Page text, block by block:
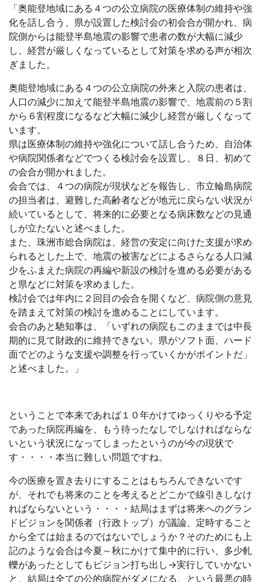
「奥能登地域にある４つの公立病院の医療体制の維持や強
化を話し合う、県が設置した検討会の初会合が開かれ、病
院側からは能登半島地震の影響で患者の数が大幅に減少
し、経営が厳しくなっているとして対策を求める声が相次
ぎました。
奥能登地域にある４つの公立病院の外来と入院の患者は、
人口の減少に加えて能登半島地震の影響で、地震前の５割
から６割程度になるなど大幅に減少し経営が厳しくなって
います。
県は医療体制の維持や強化について話し合うため、自治体
や病院関係者などでつくる検討会を設置し、８日、初めて
の会合が開かれました。
会合では、４つの病院が現状などを報告し、市立輪島病院
の担当者は、避難した高齢者などが地元に戻らない状況が
続いているとして、将来的に必要となる病床数などの見通
しが立たないと述べました。
また、珠洲市総合病院は、経営の安定に向けた支援が求め
られるとした上で、地震の被害などによるさらなる人口減
少をふまえた病院の再編や新設の検討を進める必要がある
と県などに対策を求めました。
検討会では年内に２回目の会合を開くなど、病院側の意見
を踏まえて対策の検討を進めることにしています。
会合のあと馳知事は、「いずれの病院もこのままでは中長
期的に見て財政的に維持できない。県がソフト面、ハード
面でどのような支援や調整を行っていくかがポイントだ」
と述べました。」
ということで本来であれば１０年かけてゆっくりやる予定
であった病院再編を、もう待ったなしでしなければならな
いという状況になってしまったというのが今の現状で
す・・・・本当に難しい問題ですね。
今の医療を置き去りにすることはもちろんできないです
が、それでも将来のことを考えるとどこかで線引きしなけ
ればならないという・・・・結局はまずは将来へのグラン
ドビジョンを関係者（行政トップ）が議論、定時すること
から全ては始まるのではないでしょうか？そのためにも上
記のような会合は今夏～秋にかけて集中的に行い、多少軋
轢があったとしてもビジョン打ち出し→実行していかない
と、結局は全ての公的病院がダメになる、という最悪の時